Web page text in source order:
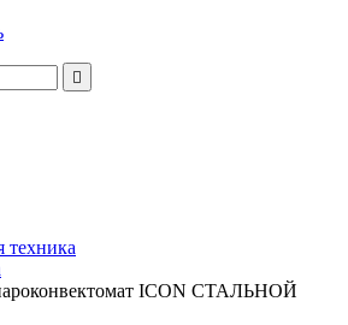

техника
ICON СТАЛЬНОЙ